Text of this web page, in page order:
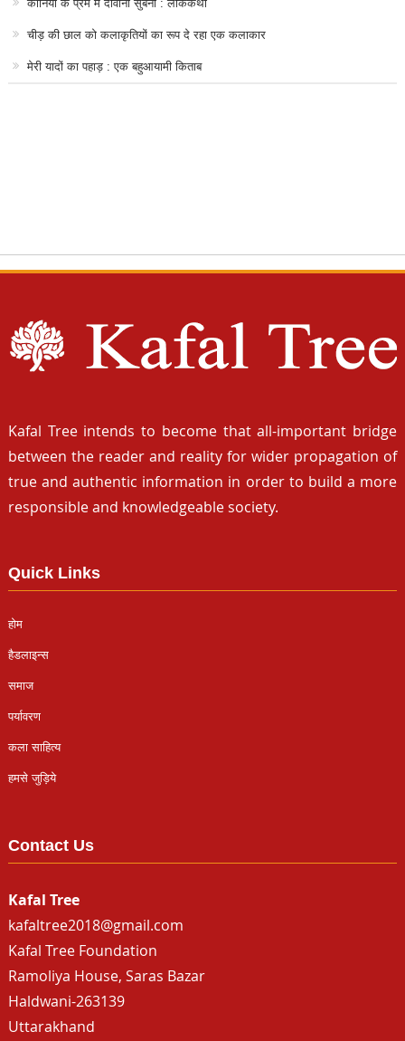
कानिया के प्रेम में दीवानी सुबनी : लोककथा
चीड़ की छाल को कलाकृतियों का रूप दे रहा एक कलाकार
मेरी यादों का पहाड़ : एक बहुआयामी किताब
Kafal Tree intends to become that all-important bridge
between the reader and reality for wider propagation of
true and authentic information in order to build a more
responsible and knowledgeable society.
Quick Links
होम
हैडलाइन्स
समाज
पर्यावरण
कला साहित्य
हमसे जुड़िये
Contact Us
Kafal Tree
kafaltree2018@gmail.com
Kafal Tree Foundation
Ramoliya House, Saras Bazar
Haldwani-263139
Uttarakhand